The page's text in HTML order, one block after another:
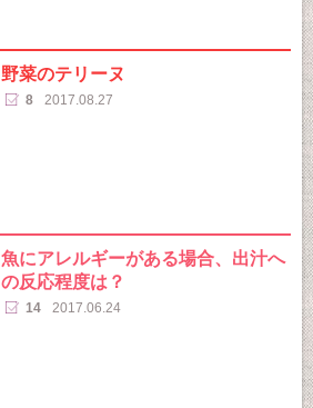
野菜のテリーヌ
8 2017.08.27
魚にアレルギーがある場合、出汁へ
の反応程度は？
14 2017.06.24